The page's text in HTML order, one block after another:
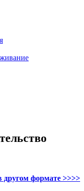
другом формате >>>>